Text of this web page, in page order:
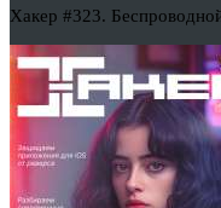
Хакер #323.